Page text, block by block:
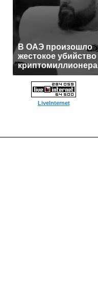
В ОАЭ произошло
жестокое убийство
криптомиллионера
LiveInternet